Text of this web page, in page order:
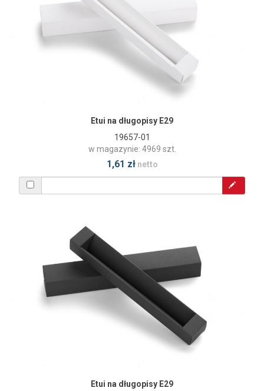
Etui na długopisy E29
19657-01
w magazynie: 4969 szt.
1,61 złnetto
Etui na długopisy E29